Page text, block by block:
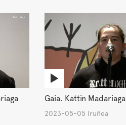
Gaia. Kattin Madariaga
2023-05-05 Iruñea